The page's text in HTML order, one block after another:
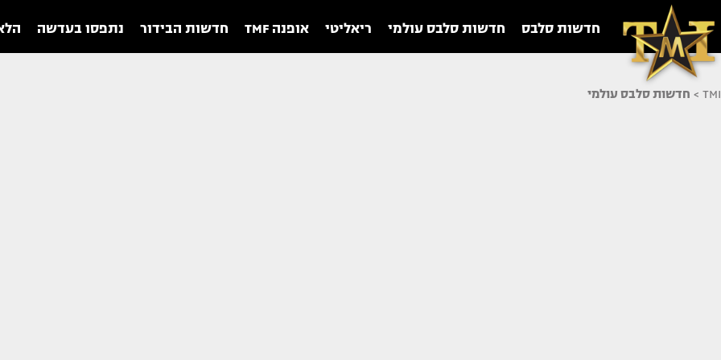
חדשות סלבס חדשות סלבס עולמי ריאליטי אופנה TMF חדשות הבידור נתפסו בעדשה
TMI
> חדשות סלבס עולמי